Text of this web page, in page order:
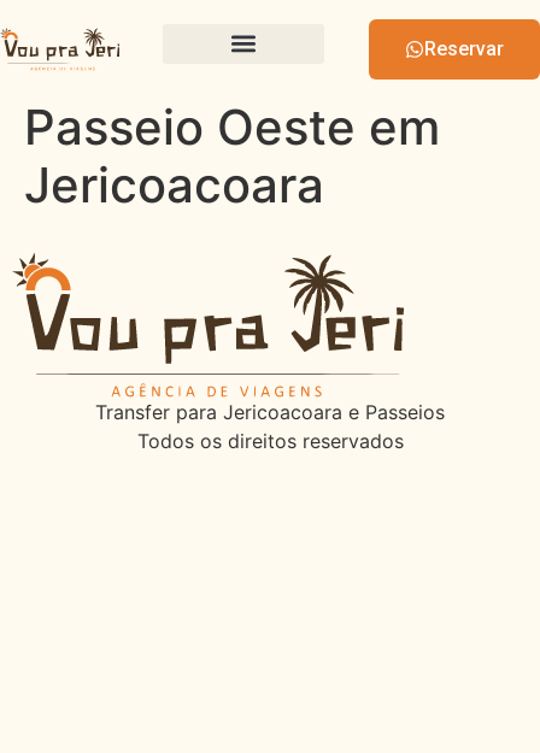
Reservar
Passeio Oeste em
Jericoacoara
Transfer para Jericoacoara e Passeios
Todos os direitos reservados